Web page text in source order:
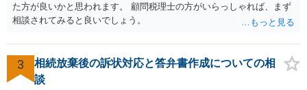
た方が良いかと思われます。 顧問税理士の方がいらっしゃれば、まず
相談されてみると良いでしょう。
3
相続放棄後の訴状対応と答弁書作成についての相
談